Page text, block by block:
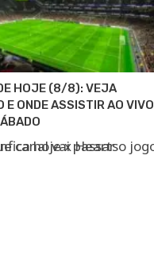
HOJE (8/8): VEJA
E ONDE ASSISTIR AO VIVO